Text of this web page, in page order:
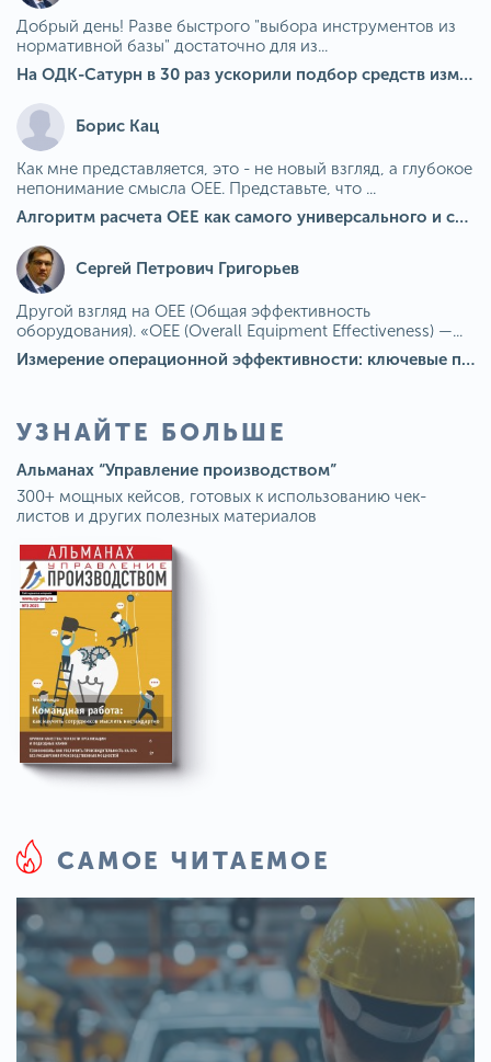
Добрый день! Разве быстрого "выбора инструментов из
нормативной базы" достаточно для из...
На ОДК-Сатурн в 30 раз ускорили подбор средств измерения для контроля качества продукции
Борис Кац
Как мне представляется, это - не новый взгляд, а глубокое
непонимание смысла OEE. Представьте, что ...
Алгоритм расчета ОЕЕ как самого универсального и современного показателя эффективности оборудования в мире
Сергей Петрович Григорьев
Другой взгляд на OEE (Общая эффективность
оборудования). «OEE (Overall Equipment Effectiveness) —...
Измерение операционной эффективности: ключевые показатели для непрерывного совершенствования
УЗНАЙТЕ БОЛЬШЕ
Альманах “Управление производством”
300+ мощных кейсов, готовых к использованию чек-
листов и других полезных материалов
САМОЕ ЧИТАЕМОЕ